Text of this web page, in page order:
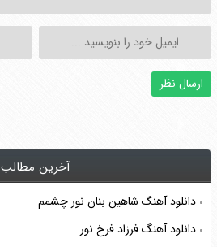
آخرین مطالب
دانلود آهنگ شاهین بنان نور چشمم
دانلود آهنگ فرزاد فرخ نور